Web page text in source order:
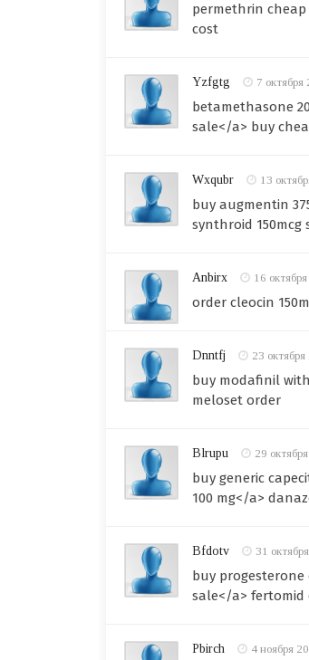
permethrin
cost
Yzfgtg 7
betamethasone
sale</a> buy
Wxqubr 13
buy augmentin
synthroid 150mcg
Anbirx 16
order cleocin
Dnntfj 23
buy modafinil
meloset order
Blrupu 29
buy generic
100 mg</a>
Bfdotv 31
buy
sale</a> fertomid
Pbirch 4 ноября